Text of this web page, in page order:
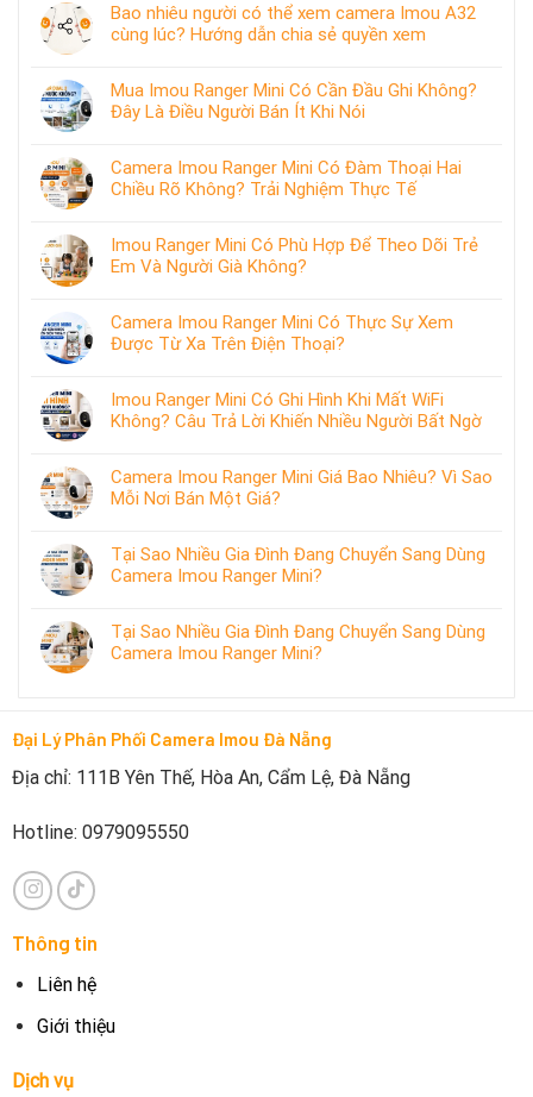
Bao nhiêu người có thể xem camera Imou A32
cùng lúc? Hướng dẫn chia sẻ quyền xem
Mua Imou Ranger Mini Có Cần Đầu Ghi Không?
Đây Là Điều Người Bán Ít Khi Nói
Camera Imou Ranger Mini Có Đàm Thoại Hai
Chiều Rõ Không? Trải Nghiệm Thực Tế
Imou Ranger Mini Có Phù Hợp Để Theo Dõi Trẻ
Em Và Người Già Không?
Camera Imou Ranger Mini Có Thực Sự Xem
Được Từ Xa Trên Điện Thoại?
Imou Ranger Mini Có Ghi Hình Khi Mất WiFi
Không? Câu Trả Lời Khiến Nhiều Người Bất Ngờ
Camera Imou Ranger Mini Giá Bao Nhiêu? Vì Sao
Mỗi Nơi Bán Một Giá?
Tại Sao Nhiều Gia Đình Đang Chuyển Sang Dùng
Camera Imou Ranger Mini?
Tại Sao Nhiều Gia Đình Đang Chuyển Sang Dùng
Camera Imou Ranger Mini?
Đại Lý Phân Phối Camera Imou Đà Nẵng
Địa chỉ: 111B Yên Thế, Hòa An, Cẩm Lệ, Đà Nẵng
Hotline: 0979095550
Thông tin
Liên hệ
Giới thiệu
Dịch vụ